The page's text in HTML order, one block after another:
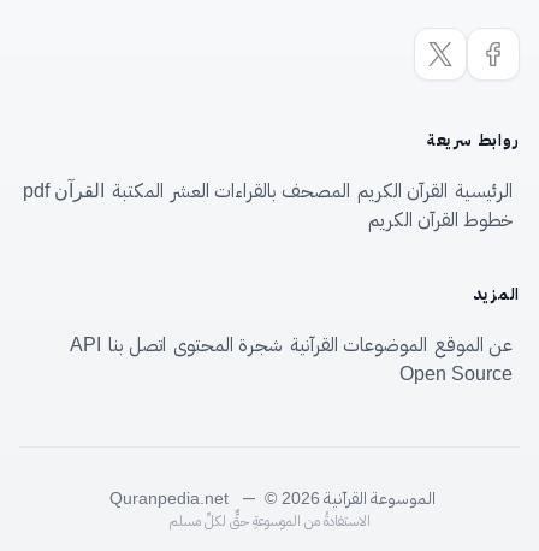
روابط سريعة
الرئيسية القرآن الكريم المصحف بالقراءات العشر المكتبة القرآن pdf
خطوط القرآن الكريم
المزيد
عن الموقع الموضوعات القرآنية شجرة المحتوى اتصل بنا
API
Open Source
الموسوعة القرآنية Quranpedia.net — © 2026
الاستفادةُ من الموسوعةِ حقٌّ لكلِّ مسلم